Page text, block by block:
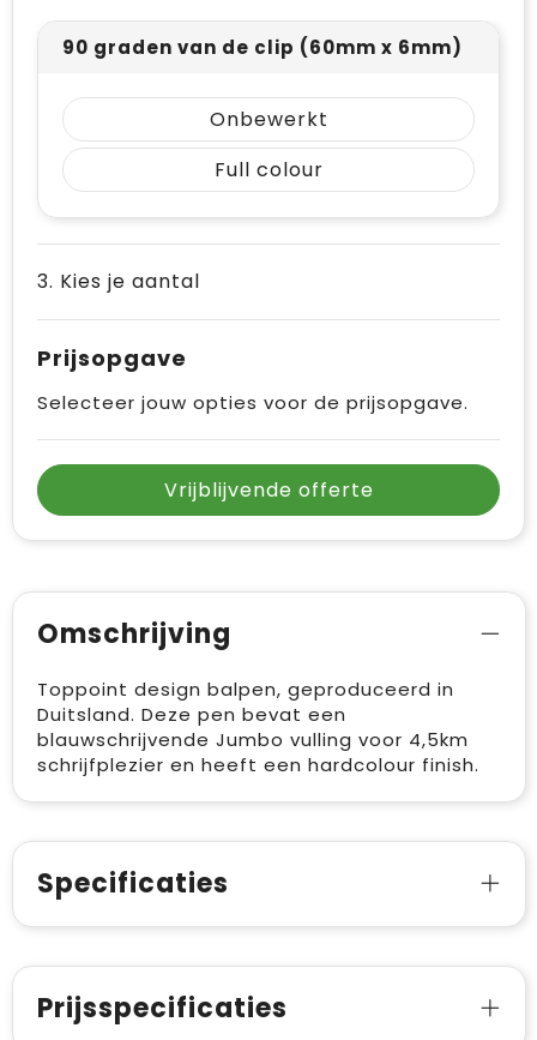
90 graden van de clip (60mm x 6mm)
Onbewerkt
Full colour
3. Kies je aantal
Prijsopgave
Selecteer jouw opties voor de prijsopgave.
Vrijblijvende offerte
Omschrijving
Toppoint design balpen, geproduceerd in
Duitsland. Deze pen bevat een
blauwschrijvende Jumbo vulling voor 4,5km
schrijfplezier en heeft een hardcolour finish.
Specificaties
Prijsspecificaties